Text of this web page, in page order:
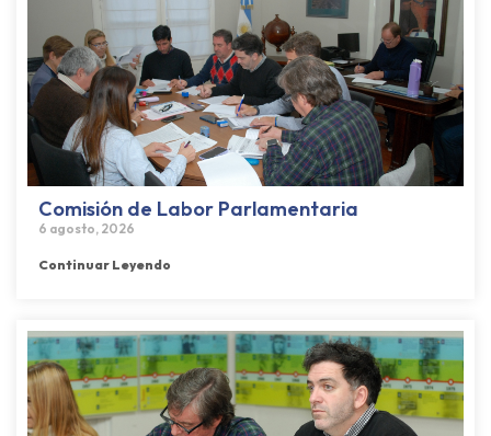
Comisión de Labor Parlamentaria
6 agosto, 2026
Continuar Leyendo